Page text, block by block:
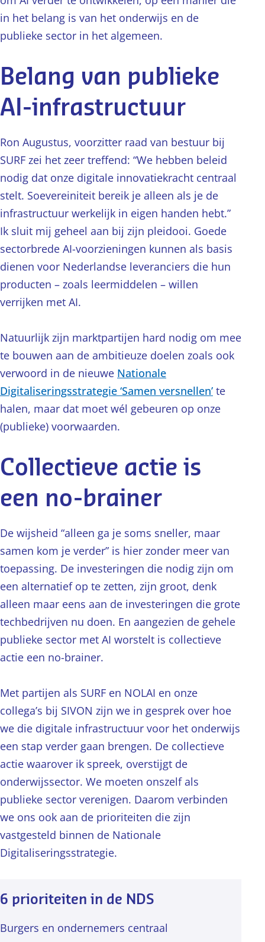
in het belang is van het onderwijs en de
publieke sector in het algemeen.
Belang van publieke
AI-infrastructuur
Ron Augustus, voorzitter raad van bestuur bij
SURF zei het zeer treffend: “We hebben beleid
nodig dat onze digitale innovatiekracht centraal
stelt. Soevereiniteit bereik je alleen als je de
infrastructuur werkelijk in eigen handen hebt.”
Ik sluit mij geheel aan bij zijn pleidooi. Goede
sectorbrede AI-voorzieningen kunnen als basis
dienen voor Nederlandse leveranciers die hun
producten – zoals leermiddelen – willen
verrijken met AI.
Natuurlijk zijn marktpartijen hard nodig om mee
te bouwen aan de ambitieuze doelen zoals ook
verwoord in de nieuwe Nationale
Digitaliseringsstrategie ‘Samen versnellen’ te
halen, maar dat moet wél gebeuren op onze
(publieke) voorwaarden.
Collectieve actie is
een no-brainer
De wijsheid “alleen ga je soms sneller, maar
samen kom je verder” is hier zonder meer van
toepassing. De investeringen die nodig zijn om
een alternatief op te zetten, zijn groot, denk
alleen maar eens aan de investeringen die grote
techbedrijven nu doen. En aangezien de gehele
publieke sector met AI worstelt is collectieve
actie een no-brainer.
Met partijen als SURF en NOLAI en onze
collega’s bij SIVON zijn we in gesprek over hoe
we die digitale infrastructuur voor het onderwijs
een stap verder gaan brengen. De collectieve
actie waarover ik spreek, overstijgt de
onderwijssector. We moeten onszelf als
publieke sector verenigen. Daarom verbinden
we ons ook aan de prioriteiten die zijn
vastgesteld binnen de Nationale
Digitaliseringsstrategie.
6 prioriteiten in de NDS
Burgers en ondernemers centraal